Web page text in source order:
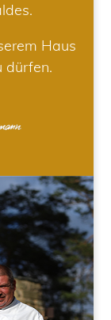
Haus
dürfen.